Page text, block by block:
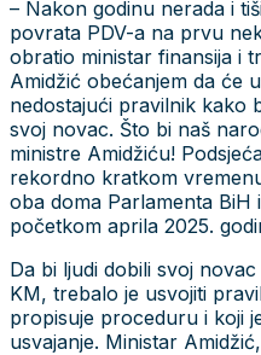
– Nakon godinu nerada i
povrata PDV-a na prvu
obratio ministar finansija i
Amidžić obećanjem da će
nedostajući pravilnik kako
svoj novac. Što bi naš
ministre Amidžiću!
rekordno kratkom
oba doma Parlamenta BiH
početkom aprila 2025.
Da bi ljudi dobili svoj
KM, trebalo je usvojiti
propisuje proceduru i koji
usvajanje. Ministar